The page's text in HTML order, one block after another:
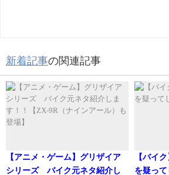
新着記事の関連記事
【アニメ・ゲーム】グリザイア
シリーズ バイク元ネタ紹介し
【バイ
を疑って